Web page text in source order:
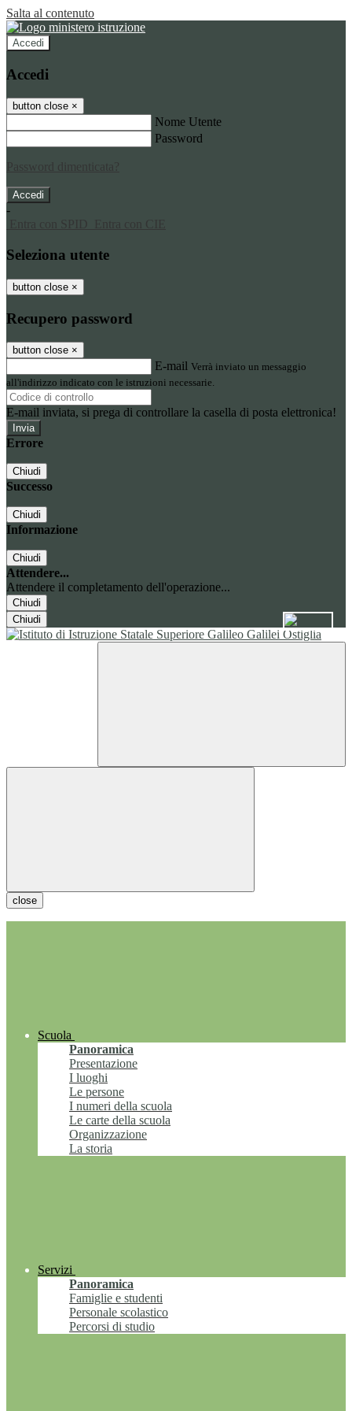
Salta al contenuto
Accedi
Accedi
button close ×
Nome Utente
Password
Password dimenticata?
-
Entra con SPID
Entra con CIE
Seleziona utente
button close ×
Recupero password
button close ×
E-mail Verrà inviato un messaggio
all'indirizzo indicato con le istruzioni necessarie.
E-mail inviata, si prega di controllare la casella di posta elettronica!
Errore
Chiudi
Successo
Chiudi
Informazione
Chiudi
Attendere...
Attendere il completamento dell'operazione...
Chiudi
Chiudi
close
Scuola
Panoramica
Presentazione
I luoghi
Le persone
I numeri della scuola
Le carte della scuola
Organizzazione
La storia
Servizi
Panoramica
Famiglie e studenti
Personale scolastico
Percorsi di studio